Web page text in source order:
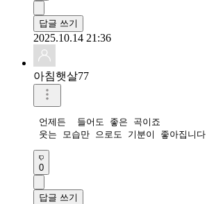
답글 쓰기
2025.10.14 21:36
아침햇살77
언제든  들어도 좋은 곡이죠
웃는 모습만 으로도 기분이 좋아집니다
0
답글 쓰기